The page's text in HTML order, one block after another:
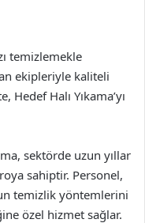
temizlemekle
ekipleriyle kaliteli
Halı Yıkama’yı
sektörde uzun yıllar
sahiptir. Personel,
temizlik yöntemlerini
özel hizmet sağlar.